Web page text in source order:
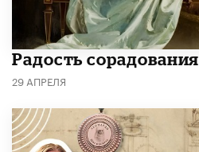
Радость сорадования
29 АПРЕЛЯ